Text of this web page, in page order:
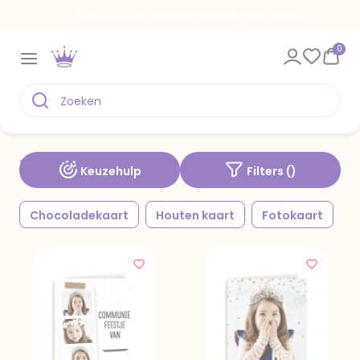
0
Feestdagen
Communiekaarten
Verras de communicant met de leukste kaarten van Hallmark!
Keuzehulp Filters ()
Chocoladekaart Houten kaart Fotokaart